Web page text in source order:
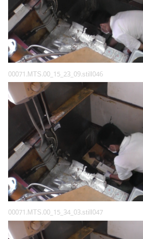
00071.MTS.00_15_23_09.still046
00071.MTS.00_15_34_03.still047